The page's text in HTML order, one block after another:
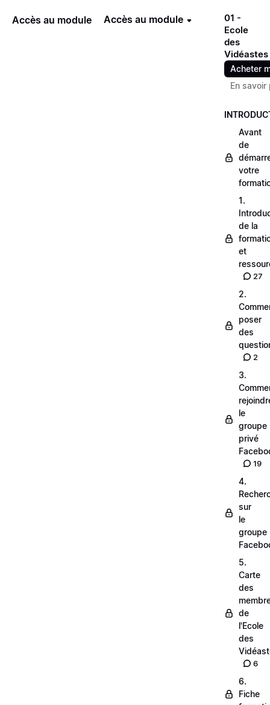
Accès au module Accès au module
01 -
Ecole
des
Vidéastes
Acheter
En savoir
Avant
de
votre
1.
de la
et
27
2.
poser
des
2
3.
le
groupe
privé
19
4.
sur
le
groupe
5.
Carte
des
de
l'Ecole
des
6
6.
Fiche